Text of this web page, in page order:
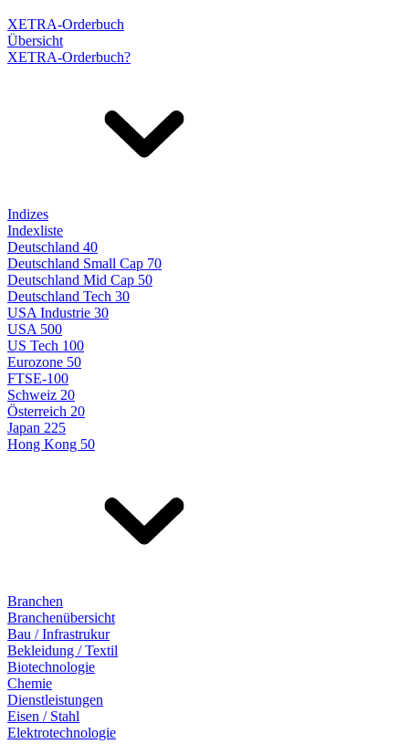
XETRA-Orderbuch
Übersicht
XETRA-Orderbuch?
Indizes
Indexliste
Deutschland 40
Deutschland Small Cap 70
Deutschland Mid Cap 50
Deutschland Tech 30
USA Industrie 30
USA 500
US Tech 100
Eurozone 50
FTSE-100
Schweiz 20
Österreich 20
Japan 225
Hong Kong 50
Branchen
Branchenübersicht
Bau / Infrastrukur
Bekleidung / Textil
Biotechnologie
Chemie
Dienstleistungen
Eisen / Stahl
Elektrotechnologie